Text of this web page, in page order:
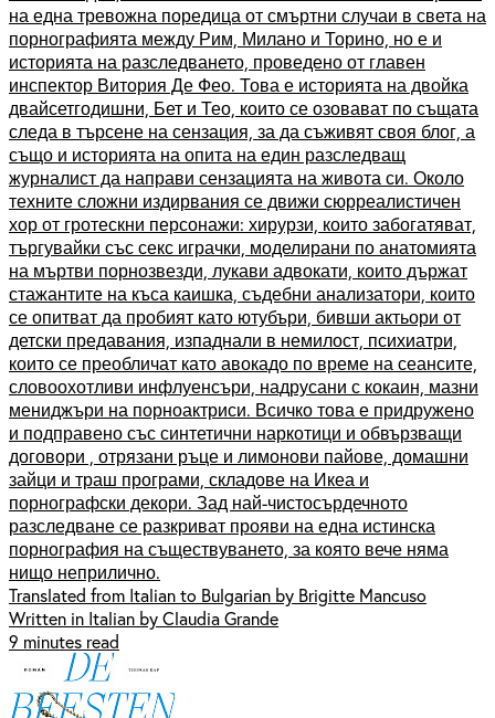
на една тревожна поредица от смъртни случаи в света на
порнографията между Рим, Милано и Торино, но е и
историята на разследването, проведено от главен
инспектор Витория Де Фео. Това е историята на двойка
двайсетгодишни, Бет и Тео, които се озовават по същата
следа в търсене на сензация, за да съживят своя блог, а
също и историята на опита на един разследващ
журналист да направи сензацията на живота си. Около
техните сложни издирвания се движи сюрреалистичен
хор от гротескни персонажи: хирурзи, които забогатяват,
търгувайки със секс играчки, моделирани по анатомията
на мъртви порнозвезди, лукави адвокати, които държат
стажантите на къса каишка, съдебни анализатори, които
се опитват да пробият като ютубъри, бивши актьори от
детски предавания, изпаднали в немилост, психиатри,
които се преобличат като авокадо по време на сеансите,
словоохотливи инфлуенсъри, надрусани с кокаин, мазни
мениджъри на порноактриси. Всичко това е придружено
и подправено със синтетични наркотици и обвързващи
договори , отрязани ръце и лимонови пайове, домашни
зайци и траш програми, складове на Икеа и
порнографски декори. Зад най-чистосърдечното
разследване се разкриват прояви на една истинска
порнография на съществуването, за която вече няма
нищо неприлично.
Translated from Italian to Bulgarian by Brigitte Mancuso
Written in Italian by Claudia Grande
9 minutes read